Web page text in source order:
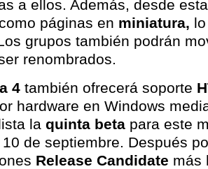
a ellos. Además, desde
páginas en miniatura,
grupos también podrán
renombrados.
4 también ofrecerá soporte
hardware en Windows
la quinta beta para este
de septiembre. Después
Release Candidate más